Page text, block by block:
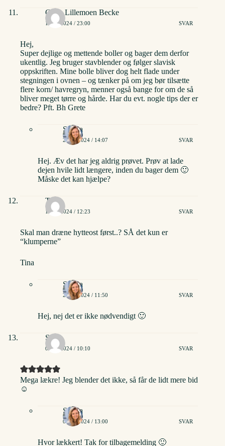
Grete Lillemoen Becke
19/03/2024 / 23:00 SVAR
Hej,
Super dejlige og mettende boller og bager dem derfor
ukentlig. Jeg bruger stavblender og følger slavisk
oppskriften. Mine bolle bliver dog helt flade under
stegningen i ovnen – og tænker på om jeg bør tilsætte
flere korn/ havregryn, menner også bange for om de så
bliver meget tørre og hårde. Har du evt. nogle tips der er
bedre? Pft. Bh Grete
Stinna
21/03/2024 / 14:07 SVAR
Hej. Æv det har jeg aldrig prøvet. Prøv at lade
dejen hvile lidt længere, inden du bager dem 🙂
Måske det kan hjælpe?
Tina
19/08/2024 / 12:23 SVAR
Skal man dræne hytteost først..? SÅ det kun er
“klumperne”
Tina
Stinna
20/08/2024 / 11:50 SVAR
Hej, nej det er ikke nødvendigt 🙂
Sasja
05/10/2024 / 10:10 SVAR
Mega lækre! Jeg blender det ikke, så får de lidt mere bid
☺️
Stinna
08/10/2024 / 13:00 SVAR
Hvor lækkert! Tak for tilbagemelding 🙂